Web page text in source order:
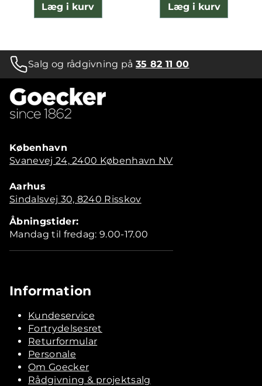
Læg i kurv Læg i kurv
Salg og rådgivning på35 82 11 00
København
Svanevej 24, 2400 København NV
Aarhus
Sindalsvej 30, 8240 Risskov
Åbningstider:
Mandag til fredag: 9.00-17.00
Information
Kundeservice
Fortrydelsesret
Returformular
Personale
Om Goecker
Rådgivning & projektsalg